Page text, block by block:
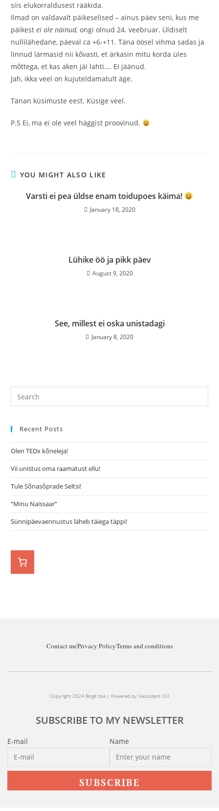
siis elukorraldusest rääkida.
Ilmad on valdavalt päikeselised – ainus päev seni, kus me
päikestei ole näinud,ongi olnud 24. veebruar. Üldiselt
nullilähedane, päeval ca +6-+11. Täna öösel vihma sadas ja
linnud lärmasid nii kõvasti, et ärkasin mitu korda üles
mõttega, et kas aken jäi lahti…. Ei jäänud.
Jah, ikka veel on kujuteldamatult äge.
Tänan küsimuste eest. Küsige veel.
P.S Ei, ma ei ole veel häggist proovinud.
YOU MIGHT ALSO LIKE
Varsti ei pea üldse enam toidupoes käima!
January 18, 2020
Lühike öö ja pikk päev
August 9, 2020
See, millest ei oska unistadagi
January 8, 2020
Recent Posts
Olen TEDx kõneleja!
Vii unistus oma raamatust ellu!
Tule Sõnasõprade Seltsi!
“Minu Naissaar”
Sünnipäevaennustus läheb täiega täppi!
Contact mePrivacy PolicyTerms and conditions
Copyright 2024 Birgit Itse | Powered by Vassistent OÜ
SUBSCRIBE TO MY NEWSLETTER
E-mail Name
SUBSCRIBE